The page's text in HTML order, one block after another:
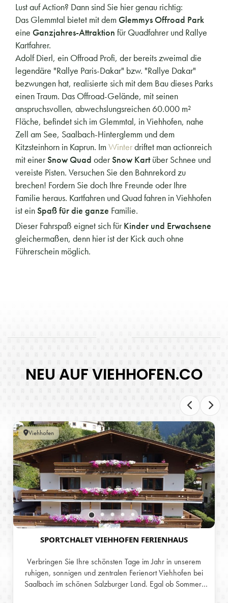
Lust auf Action? Dann sind Sie hier genau richtig:
Das Glemmtal bietet mit dem Glemmys Offroad Park
eine Ganzjahres-Attraktion für Quadfahrer und Rallye
Kartfahrer.
Adolf Dierl, ein Offroad Profi, der bereits zweimal die
legendäre "Rallye Paris-Dakar" bzw. "Rallye Dakar"
bezwungen hat, realisierte sich mit dem Bau dieses Parks
einen Traum. Das Offroad-Gelände, mit seinen
anspruchsvollen, abwechslungsreichen 60.000 m²
Fläche, befindet sich im Glemmtal, in Viehhofen, nahe
Zell am See, Saalbach-Hinterglemm und dem
Kitzsteinhorn in Kaprun. Im Winterdriftet man actionreich
mit einerSnow Quad oderSnow Kartüber Schnee und
vereiste Pisten. Versuchen Sie den Bahnrekord zu
brechen! Fordern Sie doch Ihre Freunde oder Ihre
Familie heraus. Kartfahren und Quad fahren in Viehhofen
ist einSpaß für die ganze Familie.
Dieser Fahrspaß eignet sich fürKinder und Erwachsene
gleichermaßen, denn hier ist der Kick auch ohne
Führerschein möglich.
NEU AUF VIEHHOFEN.CO
Viehhofen
SPORTCHALET VIEHHOFEN FERIENHAUS
Verbringen Sie Ihre schönsten Tage im Jahr in unserem
ruhigen, sonnigen und zentralen Ferienort Viehhofen bei
Saalbach im schönen Salzburger Land. Egal ob Sommer-